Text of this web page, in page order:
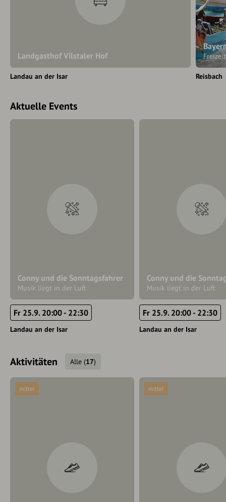
Landgasthof Vilstaler Hof
Landau an der Isar Reisbach
Aktuelle Events
Conny und die Sonntagsfahrer
Musik liegt in der Luft
Fr 25.9. 20:00 - 22:30
Landau an der Isar
Conny und die
Musik liegt in der Luft
Fr 25.9. 20:00 - 22:30
Landau an der Isar
Aktivitäten Alle (17)
mittel mittel